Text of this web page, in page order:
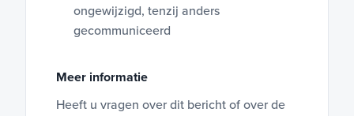
ongewijzigd, tenzij anders
gecommuniceerd
Meer informatie
Heeft u vragen over dit bericht of over de